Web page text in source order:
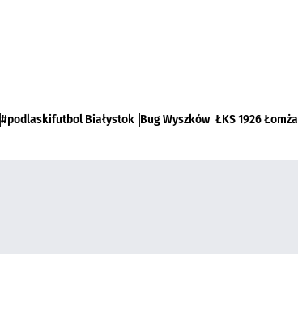
#podlaskifutbol Białystok Bug Wyszków ŁKS 1926 Łomża